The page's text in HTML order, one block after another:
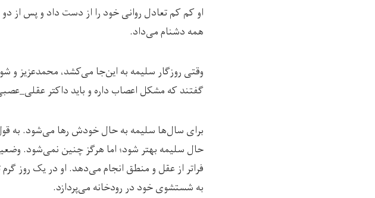
او کم کم تعادل روانی خود را از دست داد و پس
همه دشنام می‌داد.
وقتی روزگار سلیمه به این‌جا می‌کشد، محمدعزیز و
گفتند که مشکل اعصاب داره و باید داکتر
برای سال‌ها سلیمه به حال خودش رها می‌شود. به
حال سلیمه بهتر شود؛ اما هرگز چنین نمی‌شود.
به شستشوی خود در رودخانه می‌پردازد.